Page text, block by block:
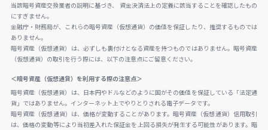
当該暗号資産交換業者の説明に基づき、 資金決済法上の定義に該当することを確認したもの
にすぎません。
金融庁・財務局が、これらの暗号資産（仮想通貨）の価値を保証したり、推奨するものでは
ありません。
暗号資産（仮想通貨）は、必ずしも裏付けとなる資産を持つものではありません。暗号資産
（仮想通貨）の取引を行う際には、以下の注意点にご留意ください。
＜暗号資産（仮想通貨）を利用する際の注意点＞
暗号資産（仮想通貨）は、日本円やドルなどのように国がその価値を保証している「法定通
貨」ではありません。インターネット上でやりとりされる電子データです。
暗号資産（仮想通貨）は、価格が変動することがあります。暗号資産（仮想通貨）信用取引
は、価格の変動等により当初差入れた保証金を上回る損失が発生する可能性があります。暗